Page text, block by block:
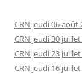
CRN jeudi 06 août
CRN jeudi 30
CRN jeudi 23
CRN jeudi 16